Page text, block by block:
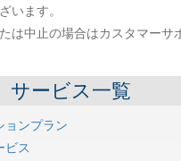
います。
は中止の場合はカスタマーサ
サービス一覧
ョンプラン
ビス